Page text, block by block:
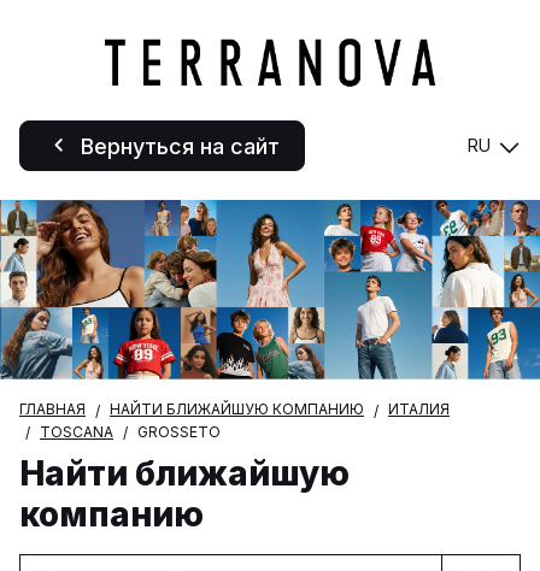
Вернуться на сайт RU
ГЛАВНАЯ НАЙТИ БЛИЖАЙШУЮ КОМПАНИЮ
ИТАЛИЯ
TOSCANA
GROSSETO
Найти ближайшую
компанию